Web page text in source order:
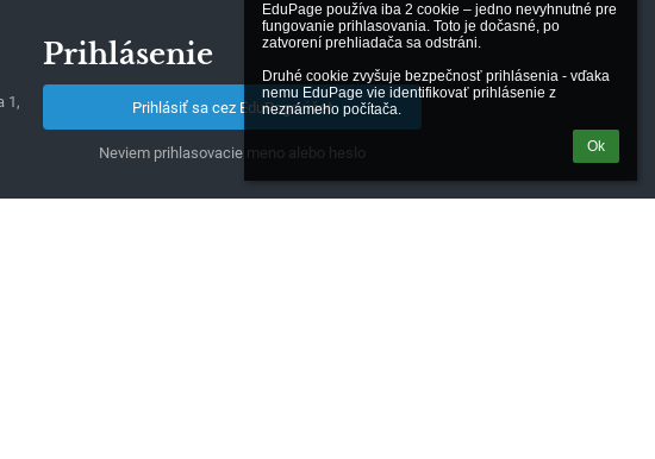
EduPage používa iba 2 cookie – jedno nevyhnutné pre
fungovanie prihlasovania. Toto je dočasné, po
zatvorení prehliadača sa odstráni.
Druhé cookie zvyšuje bezpečnosť prihlásenia - vďaka
nemu EduPage vie identifikovať prihlásenie z
neznámeho počítača.
Ok
1,
Prihlásenie
Prihlásiť sa cez EduPage účet
Neviem prihlasovacie meno alebo heslo